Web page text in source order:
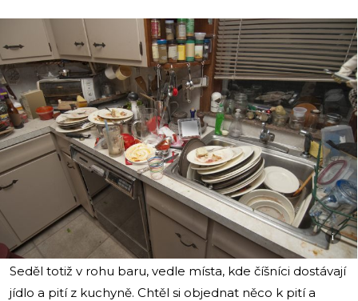
i
Seděl totiž v rohu baru, vedle místa, kde číšníci dostávají
jídlo a pití z kuchyně. Chtěl si objednat něco k pití a